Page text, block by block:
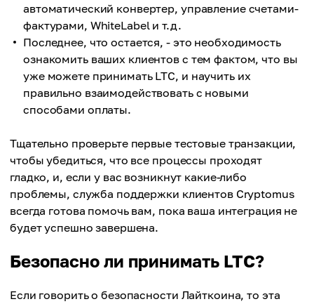
автоматический конвертер, управление счетами-
фактурами, WhiteLabel и т.д.
Последнее, что остается, - это необходимость
ознакомить ваших клиентов с тем фактом, что вы
уже можете принимать LTC, и научить их
правильно взаимодействовать с новыми
способами оплаты.
Тщательно проверьте первые тестовые транзакции,
чтобы убедиться, что все процессы проходят
гладко, и, если у вас возникнут какие-либо
проблемы, служба поддержки клиентов Cryptomus
всегда готова помочь вам, пока ваша интеграция не
будет успешно завершена.
Безопасно ли принимать LTC?
Если говорить о безопасности Лайткоина, то эта